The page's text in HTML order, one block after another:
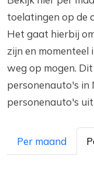
toelatingen op de
Het gaat hierbij
zijn en momenteel
weg op mogen.
personenauto's in
personenauto's
Per maand